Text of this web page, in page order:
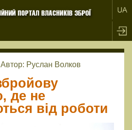
Автор: Руслан Волков
де не
від роботи